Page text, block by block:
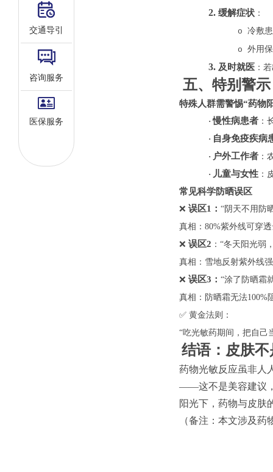
2. 缓解症状：
o 冷敷
o 外用
3. 及时就医：
五、特别警
特殊人群需警惕“药物
·慢性病患者：
· 自身免疫疾病
· 户外工作者：
· 儿童与女性：
常见科学防晒误区
❌ 误区1 ： “阴天不用防
真相： 80%紫外线可穿
❌ 误区2 ： “冬天阳光弱
真相：雪地反射紫外线
❌ 误区3 ： “涂了防晒霜
真相：防晒霜无法100%
✅ 黄金法则：
“吃光敏药期间，把自
结语：皮肤
药物光敏反应虽非人
——这不是美容建议
阳光下，药物与皮肤
（备注：本文涉及
交通导引
咨询服务
医保服务